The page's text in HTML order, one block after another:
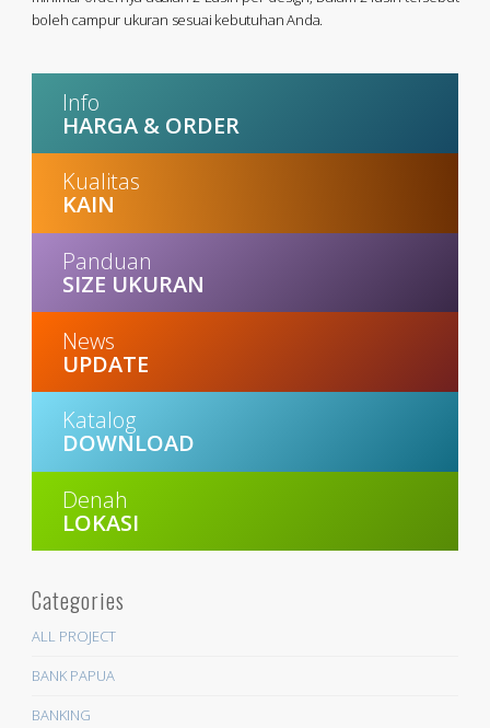
boleh campur ukuran sesuai kebutuhan Anda.
Info
HARGA & ORDER
Kualitas
KAIN
Panduan
SIZE UKURAN
News
UPDATE
Katalog
DOWNLOAD
Denah
LOKASI
Categories
ALL PROJECT
BANK PAPUA
BANKING